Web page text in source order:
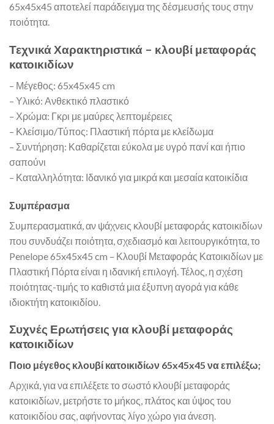
65x45x45 αποτελεί παράδειγμα της δέσμευσής τους στην
ποιότητα.
Τεχνικά Χαρακτηριστικά – κλουβί μεταφοράς
κατοικιδίων
– Μέγεθος: 65x45x45 cm
– Υλικό: Ανθεκτικό πλαστικό
– Χρώμα: Γκρι με μαύρες λεπτομέρειες
– Κλείσιμο/Τύπος: Πλαστική πόρτα με κλείδωμα
– Συντήρηση: Καθαρίζεται εύκολα με υγρό πανί και ήπιο
σαπούνι
– Καταλληλότητα: Ιδανικό για μικρά και μεσαία κατοικίδια
Συμπέρασμα
Συμπερασματικά, αν ψάχνεις κλουβί μεταφοράς κατοικιδίων
που συνδυάζει ποιότητα, σχεδιασμό και λειτουργικότητα, το
Penelope 65x45x45 cm – Κλουβί Μεταφοράς Κατοικιδίων με
Πλαστική Πόρτα είναι η ιδανική επιλογή. Τέλος, η σχέση
ποιότητας-τιμής το καθιστά μια έξυπνη αγορά για κάθε
ιδιοκτήτη κατοικιδίου.
Συχνές Ερωτήσεις για κλουβί μεταφοράς
κατοικιδίων
Ποιο μέγεθος κλουβί κατοικιδίων 65x45x45 να επιλέξω;
Αρχικά, για να επιλέξετε το σωστό κλουβί μεταφοράς
κατοικιδίων, μετρήστε το μήκος, πλάτος και ύψος του
κατοικιδίου σας, αφήνοντας λίγο χώρο για άνεση.